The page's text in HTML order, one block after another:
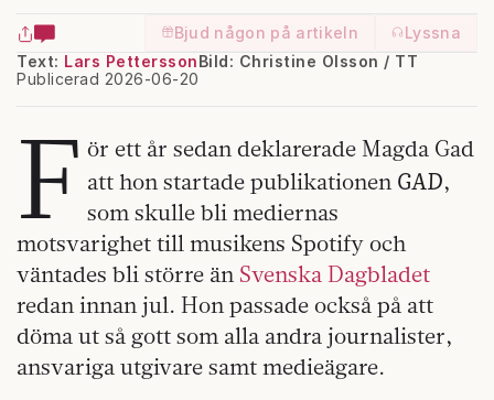
Bjud någon på artikeln
Lyssna
Text: Lars Pettersson
Publicerad 2026-06-20
Bild: Christine Olsson / TT
F ör ett år sedan deklarerade Magda Gad
att hon startade publikationen GAD,
som skulle bli mediernas
motsvarighet till musikens Spotify och
väntades bli större än Svenska Dagbladet
redan innan jul. Hon passade också på att
döma ut så gott som alla andra journalister,
ansvariga utgivare samt medieägare.